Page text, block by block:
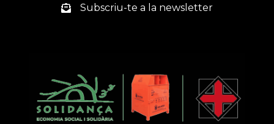
Subscriu-te a la newsletter